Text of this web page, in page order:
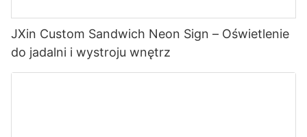
JXin Custom Sandwich Neon Sign – Oświetlenie
do jadalni i wystroju wnętrz